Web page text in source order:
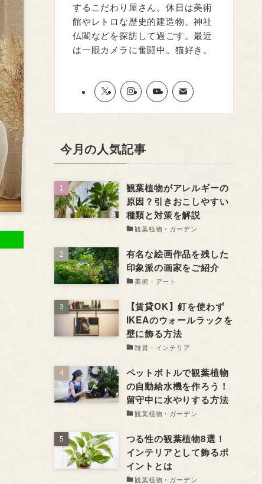
するこだわり屋さん。休日は美術
館やレトロな歴史的建造物、神社
仏閣などを探訪して過ごす。最近
は一眼カメラに奮闘中。猫好き。
今月の人気記事
観葉植物がアレルギーの
原因？引きおこしやすい
種類と対策を解説
観葉植物・ガーデン
有名な絵画作品を残した
印象派の画家をご紹介
美術・アート
【賃貸OK】釘を使わず
IKEAのウォールラックを
壁に飾る方法
雑貨・インテリア
ペットボトルで観葉植物
の自動給水機を作ろう！
留守中に水やりする方法
観葉植物・ガーデン
つる性の観葉植物8選！
インテリアとして飾るポ
イントとは
観葉植物・ガーデン